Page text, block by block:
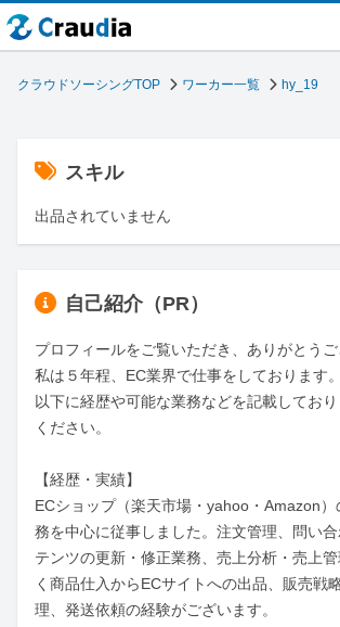
クラウドソーシングTOP ワーカー一覧 hy_19
スキル
出品されていません
自己紹介（PR）
プロフィールをご覧いただき、ありがとうご
私は５年程、EC業界で仕事をしております。
以下に経歴や可能な業務などを記載してお
ください。
【経歴・実績】
ECショップ（楽天市場・yahoo・Amazon
務を中心に従事しました。注文管理、問い
テンツの更新・修正業務、売上分析・売上
く商品仕入からECサイトへの出品、販売戦
理、発送依頼の経験がございます。